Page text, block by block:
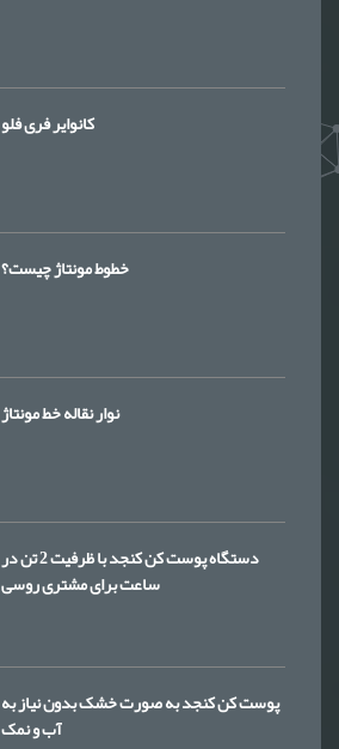
کانوایر فری فلو
خطوط مونتاژ چیست؟
نوار نقاله خط مونتاژ
دستگاه پوست کن کنجد با ظرفیت 2 تن در
ساعت برای مشتری روسی
پوست کن کنجد به صورت خشک بدون نیاز به
آب و نمک